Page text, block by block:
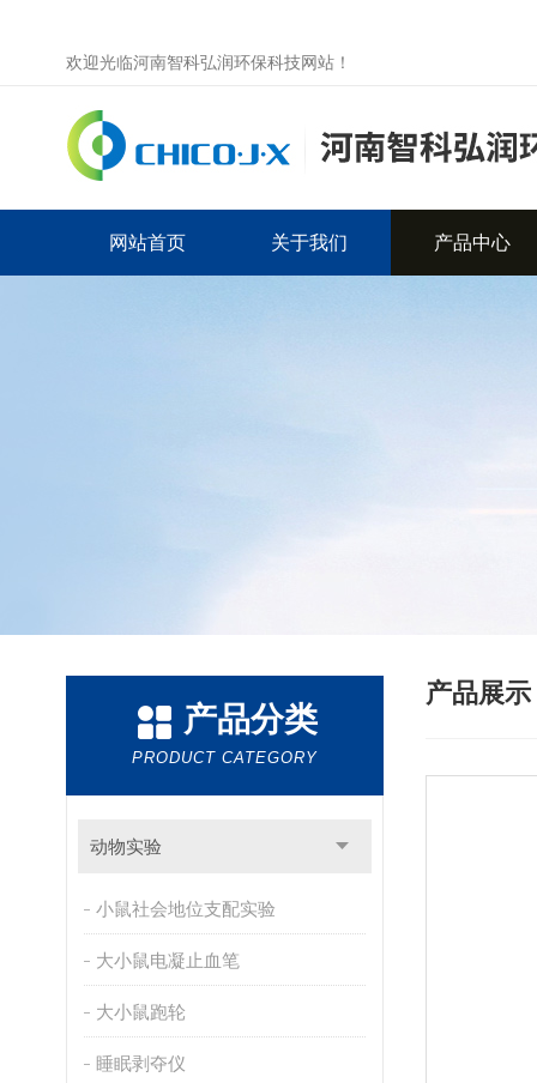
欢迎光临河南智科弘润环保科技网站！
网站首页 关于我们 产品中心
产品分类
PRODUCT CATEGORY
动物实验
小鼠社会地位支配实验
大小鼠电凝止血笔
大小鼠跑轮
睡眠剥夺仪
产品展示